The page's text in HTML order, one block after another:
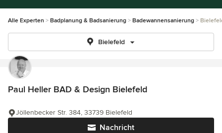
Alle Experten Badplanung & Badsanierung Badewannensanierung
Bielefeld
Paul Heller BAD & Design Bielefeld
Nachricht
Jöllenbecker Str. 384, 33739 Bielefeld